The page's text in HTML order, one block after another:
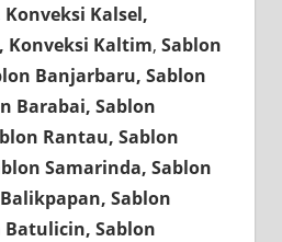
Kalsel,
Konveksi Kaltim, Sablon
Banjarbaru, Sablon
Barabai, Sablon
Rantau, Sablon
Samarinda, Sablon
Sablon
Batulicin, Sablon